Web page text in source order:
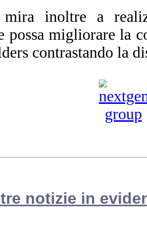
inoltre a
possa migliorare la
contrastando la
notizie in